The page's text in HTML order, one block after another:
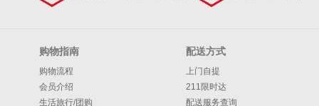
购物指南
购物流程
会员介绍
生活旅行/团购
配送方式
上门自提
211限时达
配送服务查询